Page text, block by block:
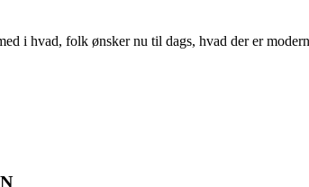
i hvad, folk ønsker nu til dags, hvad der er